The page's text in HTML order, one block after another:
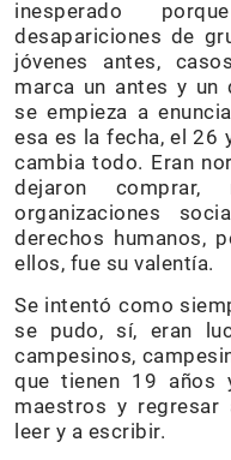
inesperado
desapariciones de
jóvenes antes,
marca un antes y un
se empieza a
esa es la fecha, el 26
cambia todo. Eran
dejaron comprar,
organizaciones
derechos humanos,
ellos, fue su valentía.
Se intentó como
se pudo, sí, eran
campesinos,
que tienen 19 años
maestros y regresar
leer y a escribir.